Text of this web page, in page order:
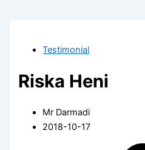
Testimonial
Riska Heni
Mr Darmadi
2018-10-17